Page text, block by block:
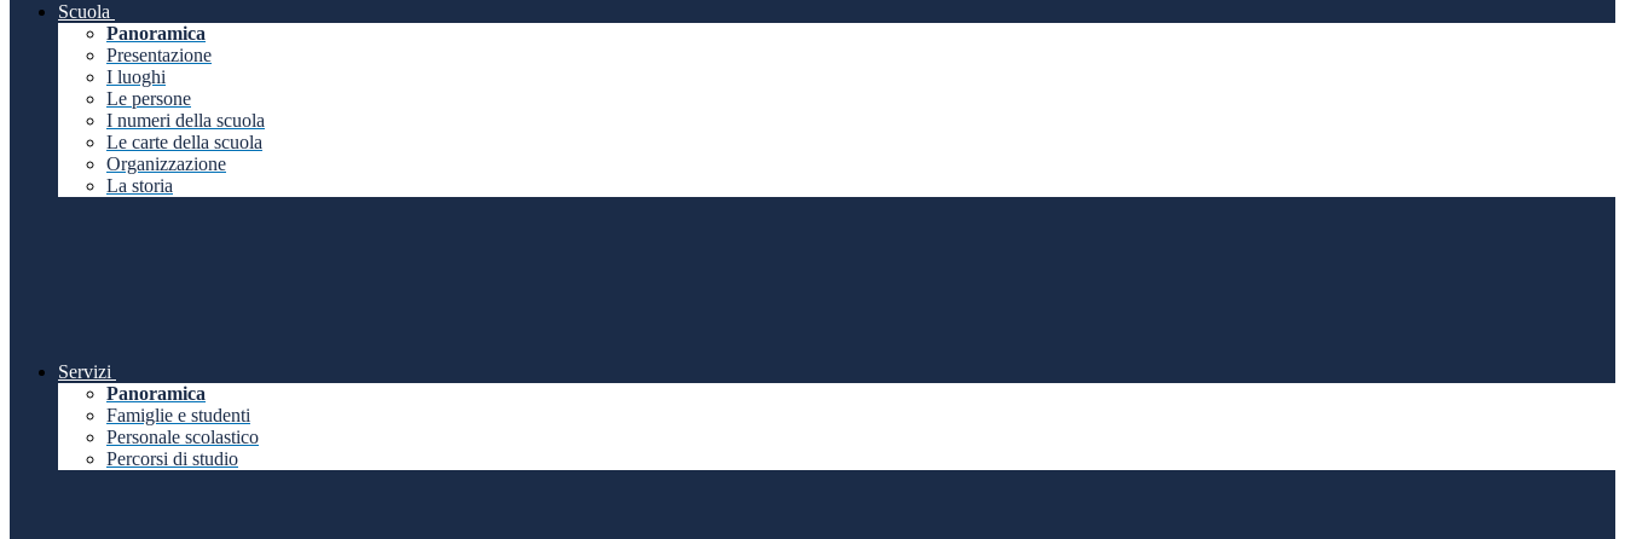
Scuola
Panoramica
Presentazione
I luoghi
Le persone
I numeri della scuola
Le carte della scuola
Organizzazione
La storia
Servizi
Panoramica
Famiglie e studenti
Personale scolastico
Percorsi di studio